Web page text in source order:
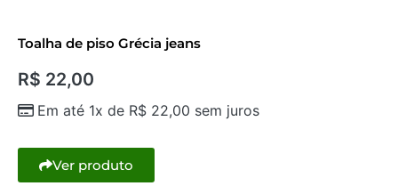
Toalha de piso Grécia jeans
R$ 22,00
Em até 1x de R$ 22,00 sem juros
Ver produto